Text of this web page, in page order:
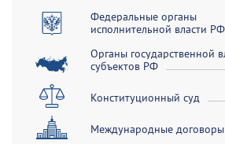
Федеральные органы
исполнительной власти РФ
Органы государственной
субъектов РФ
Конституционный суд
Международные договоры